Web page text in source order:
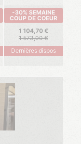
-30% SEMAINE
COUP DE COEUR
1 104,70
1 573,00
Dernières dispos